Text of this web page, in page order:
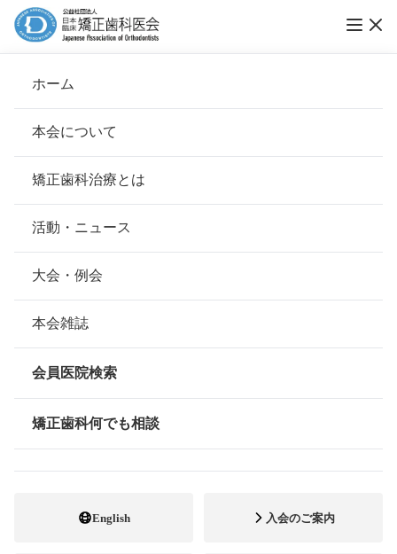
ホーム
本会について
会長挨拶
基本理念
組織について
本会の歴史
情報公開
矯正歯科治療とは
安心して治療を受けていただくための「6つの指針」
安心できる矯正歯科治療契約のための「7つの提言」
矯正歯科治療について
活動・ニュース
大会・例会
本会雑誌
会員医院検索
矯正歯科何でも相談
English 入会のご案内
ホーム 会員医院検索
医）寺田矯正歯科医院
所在地
富山県高岡市泉町6-1
FAX番号 0766-26-2506
ホームページ